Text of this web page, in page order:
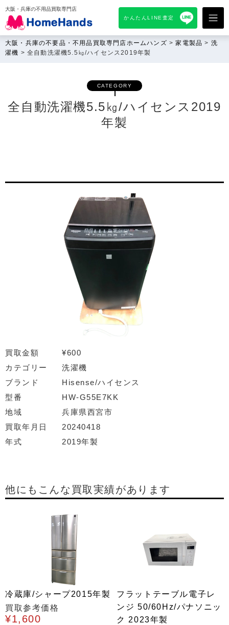
大阪・兵庫の不用品買取専門店
かんたんLINE査定
大阪・兵庫の不要品・不用品買取専門店ホームハンズ >家電製品 > 洗
濯機 >全自動洗濯機5.5㎏/ハイセンス2019年製
CATEGORY
全自動洗濯機5.5㎏/ハイセンス2019
年製
買取金額
¥600
カテゴリー
洗濯機
ブランド
Hisense/ハイセンス
型番
HW-G55E7KK
地域
兵庫県西宮市
買取年月日
20240418
年式
2019年製
他にもこんな買取実績があります
冷蔵庫/シャープ2015年製
買取参考価格
¥1,600
フラットテーブル電子レ
ンジ 50/60Hz/パナソニッ
ク 2023年製